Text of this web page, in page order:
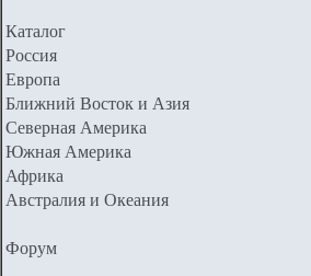
Каталог
Россия
Европа
Ближний Восток и Азия
Северная Америка
Южная Америка
Африка
Австралия и Океания
Форум